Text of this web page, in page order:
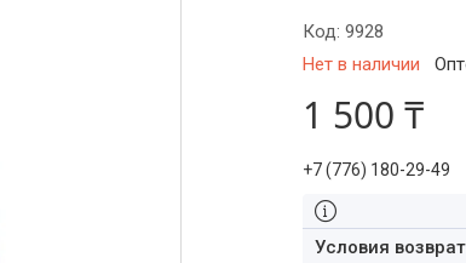
Нет в наличии
Код:9928
1 500 ₸
+7 (776) 180-29-49